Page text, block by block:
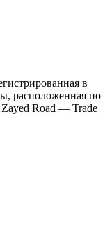
в
расположенная по
Road — Trade